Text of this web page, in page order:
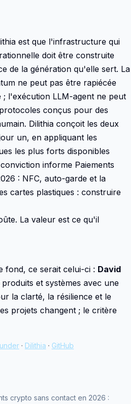
est que l'infrastructure qui
doit être construite
de la génération qu'elle sert. La
ne peut pas être rapiécée
; l'exécution LLM-agent ne peut
conçus pour des
Dilithia conçoit les deux
un, en appliquant les
les plus forts disponibles
informe Paiements
: NFC, auto-garde et la
cartes plastiques : construire
La valeur est ce qu'il
fond, ce serait celui-ci : David
et systèmes avec une
la clarté, la résilience et le
projets changent ; le critère
· Dilithia · GitHub
crypto sans contact en 2026 :